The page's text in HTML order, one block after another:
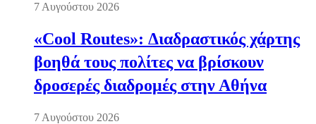
7 Αυγούστου 2026
«Cool Routes»: Διαδραστικός χάρτης
βοηθά τους πολίτες να βρίσκουν
δροσερές διαδρομές στην Αθήνα
7 Αυγούστου 2026